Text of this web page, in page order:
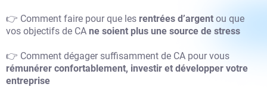
👉 Comment faire pour que les rentrées d’argent ou que
vos objectifs de CA ne soient plus une source de stress
👉 Comment dégager suffisamment de CA pour vous
rémunérer confortablement, investir et développer votre
entreprise